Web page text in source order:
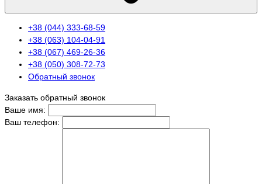
+38 (044) 333-68-59
+38 (063) 104-04-91
+38 (067) 469-26-36
+38 (050) 308-72-73
Обратный звонок
Заказать обратный звонок
Ваше имя:
Ваш телефон: